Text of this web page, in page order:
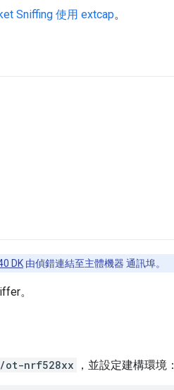
Sniffing 使用 extcap。
DK 由偵錯連結至主體機器 通訊埠。
。
ot-nrf528xx ，並設定建構環境：